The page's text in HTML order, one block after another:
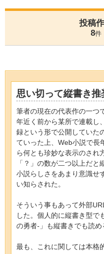
投稿
8件
思い切って縦書き
筆者の現在の代表作の一つ
年近く前から某所で連載し
録という形で公開していた
ていった上、Web小説で長
ら何とも珍妙な表示のされ
「？」の数が二つ以上だ
小説らしさをあまり意識せ
い知らされた。
そういう事もあって外部
した。個人的に縦書き型で
の勇者-」も縦書きでも読め
最も、これに関しては本格